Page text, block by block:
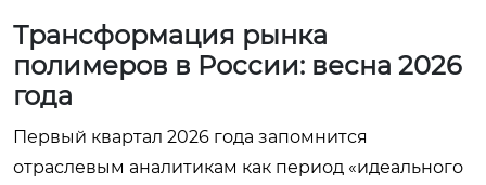
Трансформация рынка
полимеров в России: весна 2026
года
Первый квартал 2026 года запомнится
отраслевым аналитикам как период «идеального